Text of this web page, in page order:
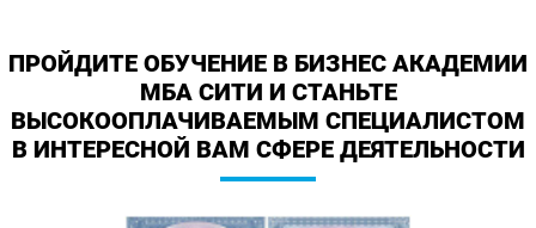
ПРОЙДИТЕ ОБУЧЕНИЕ В БИЗНЕС АКАДЕМИИ
МБА СИТИ И СТАНЬТЕ
ВЫСОКООПЛАЧИВАЕМЫМ СПЕЦИАЛИСТОМ
В ИНТЕРЕСНОЙ ВАМ СФЕРЕ ДЕЯТЕЛЬНОСТИ